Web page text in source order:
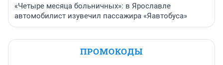
«Четыре месяца больничных»: в Ярославле
автомобилист изувечил пассажира «Яавтобуса»
ПРОМОКОДЫ